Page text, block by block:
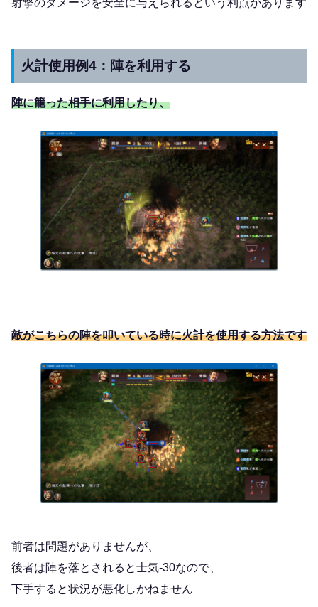
火計使用例4：陣を利用する
陣に籠った相手に利用したり、
敵がこちらの陣を叩いている時に火計を使用する方法です
前者は問題がありませんが、
後者は陣を落とされると士気-30なので、
下手すると状況が悪化しかねません